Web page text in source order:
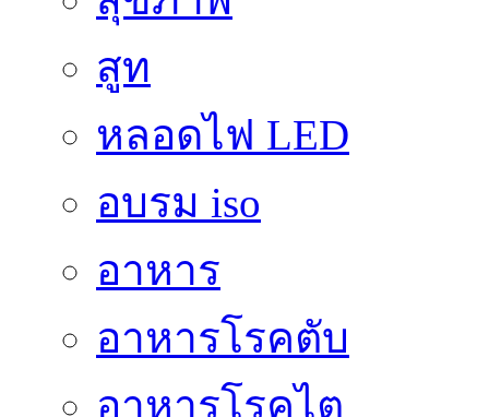
สูท
หลอดไฟ LED
อบรม iso
อาหาร
อาหารโรคตับ
อาหารโรคไต